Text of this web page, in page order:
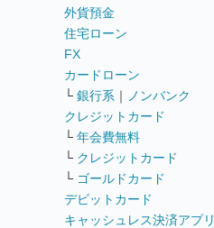
外貨預金
住宅ローン
FX
カードローン
└ 銀行系 ｜
ノンバンク
クレジットカード
└ 年会費無料
└ クレジットカード
└ ゴールドカード
デビットカード
キャッシュレス決済アプリ